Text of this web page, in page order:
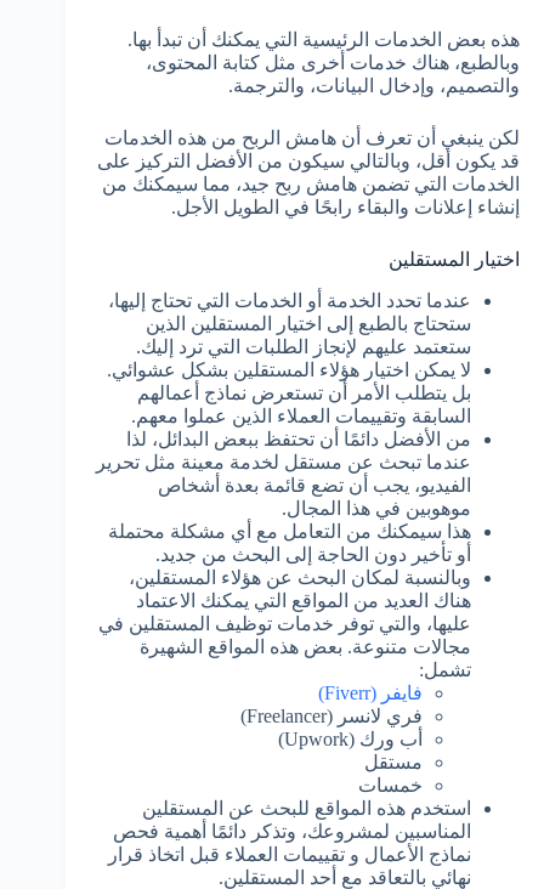
هذه بعض الخدمات الرئيسية التي يمكنك أن تبدأ بها.
وبالطبع، هناك خدمات أخرى مثل كتابة المحتوى،
والتصميم، وإدخال البيانات، والترجمة.
لكن ينبغي أن تعرف أن هامش الربح من هذه الخدمات
قد يكون أقل، وبالتالي سيكون من الأفضل التركيز على
الخدمات التي تضمن هامش ربح جيد، مما سيمكنك من
إنشاء إعلانات والبقاء رابحًا في الطويل الأجل.
اختيار المستقلين
عندما تحدد الخدمة أو الخدمات التي تحتاج إليها،
ستحتاج بالطبع إلى اختيار المستقلين الذين
ستعتمد عليهم لإنجاز الطلبات التي ترد إليك.
لا يمكن اختيار هؤلاء المستقلين بشكل عشوائي.
بل يتطلب الأمر أن تستعرض نماذج أعمالهم
السابقة وتقييمات العملاء الذين عملوا معهم.
من الأفضل دائمًا أن تحتفظ ببعض البدائل، لذا
عندما تبحث عن مستقل لخدمة معينة مثل تحرير
الفيديو، يجب أن تضع قائمة بعدة أشخاص
موهوبين في هذا المجال.
هذا سيمكنك من التعامل مع أي مشكلة محتملة
أو تأخير دون الحاجة إلى البحث من جديد.
وبالنسبة لمكان البحث عن هؤلاء المستقلين،
هناك العديد من المواقع التي يمكنك الاعتماد
عليها، والتي توفر خدمات توظيف المستقلين في
مجالات متنوعة. بعض هذه المواقع الشهيرة
تشمل:
فايفر (Fiverr)
فري لانسر (Freelancer)
أب ورك (Upwork)
مستقل
خمسات
استخدم هذه المواقع للبحث عن المستقلين
المناسبين لمشروعك، وتذكر دائمًا أهمية فحص
نماذج الأعمال و تقييمات العملاء قبل اتخاذ قرار
نهائي بالتعاقد مع أحد المستقلين.